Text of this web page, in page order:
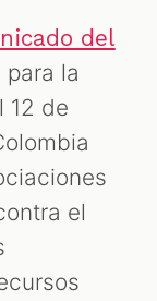
del
la
12 de
el